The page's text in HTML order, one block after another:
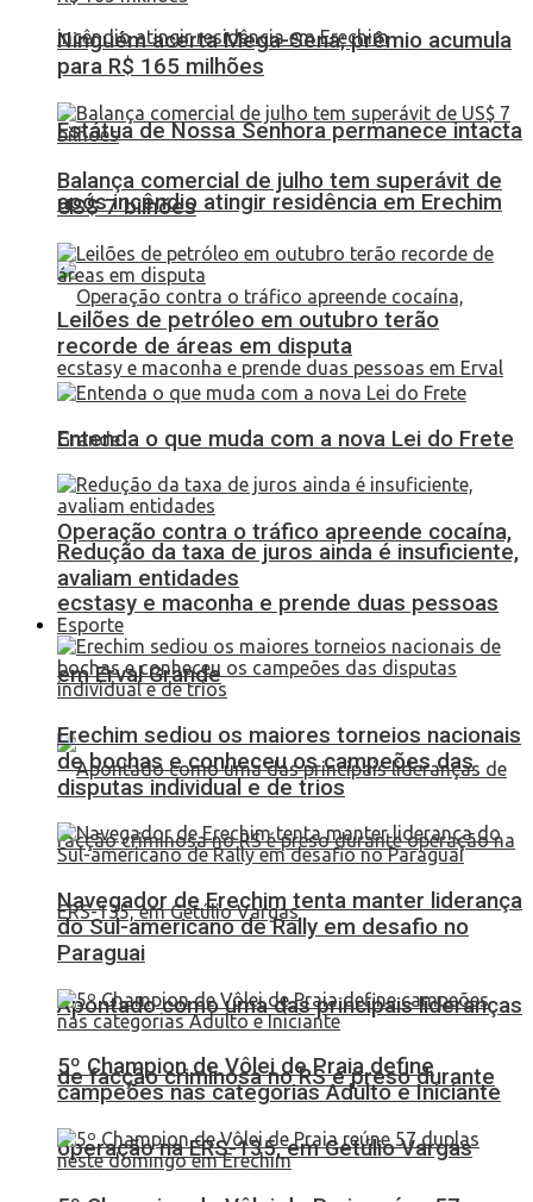
Estátua de Nossa Senhora permanece intacta
após incêndio atingir residência em Erechim
Operação contra o tráfico apreende cocaína,
ecstasy e maconha e prende duas pessoas
em Erval Grande
Apontado como uma das principais lideranças
de facção criminosa no RS é preso durante
operação na ERS-135, em Getúlio Vargas
Ninguém acerta Mega-Sena; prêmio acumula
para R$ 165 milhões
Balança comercial de julho tem superávit de
US$ 7 bilhões
Leilões de petróleo em outubro terão
recorde de áreas em disputa
Entenda o que muda com a nova Lei do Frete
Redução da taxa de juros ainda é insuficiente,
avaliam entidades
Esporte
Erechim sediou os maiores torneios nacionais
de bochas e conheceu os campeões das
disputas individual e de trios
Navegador de Erechim tenta manter liderança
do Sul-americano de Rally em desafio no
Paraguai
5º Champion de Vôlei de Praia define
campeões nas categorias Adulto e Iniciante